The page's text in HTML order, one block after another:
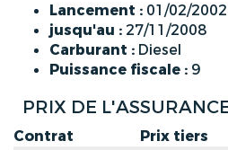
Lancement : 01/02/2002
jusqu'au : 27/11/2008
Carburant : Diesel
Puissance fiscale : 9
PRIX DE
Contrat Prix tiers